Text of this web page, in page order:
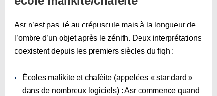
Asr n’est pas lié au crépuscule mais à la longueur de
l’ombre d’un objet après le zénith. Deux interprétations
coexistent depuis les premiers siècles du fiqh :
Écoles malikite et chaféite (appelées « standard »
dans de nombreux logiciels) : Asr commence quand